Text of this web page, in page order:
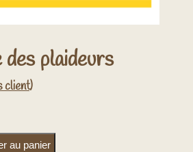
des plaideurs
client)
des plaideurs
au panier